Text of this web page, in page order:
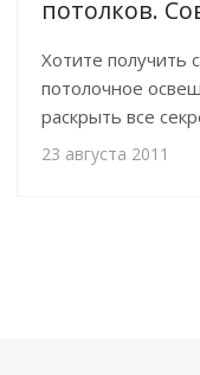
потолков.
Хотите получить
потолочное
раскрыть все
23 августа 2011